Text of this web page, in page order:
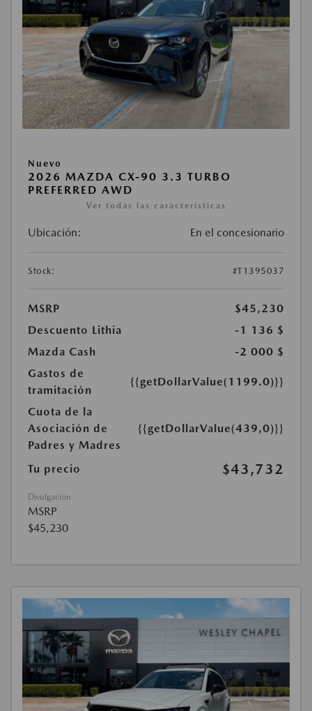
Nuevo
2026 MAZDA CX-90 3.3 TURBO
PREFERRED AWD
Ver todas las características
Ubicación: En el concesionario
Stock: #T1395037
MSRP
$45,230
Descuento Lithia
-1 136 $
Mazda Cash
-2 000 $
Gastos de
tramitación
{{getDollarValue(1199.0)}}
Cuota de la
Asociación de
Padres y Madres
{{getDollarValue(439,0)}}
Tu precio $43,732
Divulgación
MSRP
$45,230